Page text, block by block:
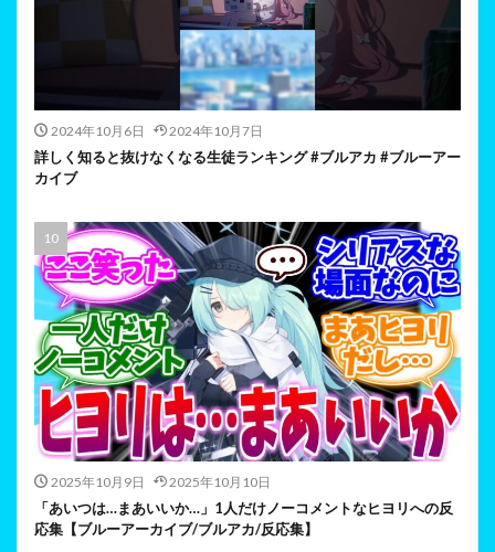
2024年10月6日 2024年10月7日
詳しく知ると抜けなくなる生徒ランキング #ブルアカ #ブルーアー
カイブ
2025年10月9日 2025年10月10日
「あいつは…まあいいか…」1人だけノーコメントなヒヨリへの反
応集【ブルーアーカイブ/ブルアカ/反応集】